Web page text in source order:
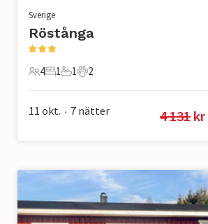
Sverige
Röstånga
4 Gäster
4
1 Sovrum
1
1 Badrum
1
2 Husdjur
2
11 okt. • 7 nätter 4 131 kr